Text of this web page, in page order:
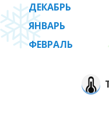
ДЕКАБРЬ
ЯНВАРЬ
ФЕВРАЛЬ